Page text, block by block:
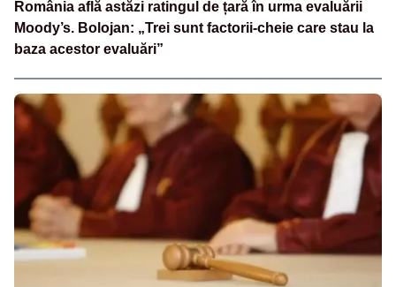
România află astăzi ratingul de țară în urma evaluării
Moody’s. Bolojan: „Trei sunt factorii-cheie care stau la
baza acestor evaluări”